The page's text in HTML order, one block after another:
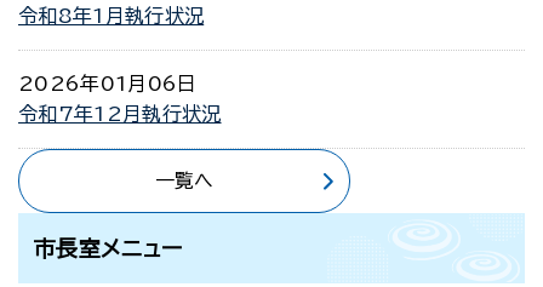
令和8年1月執行状況
2026年01月06日
令和7年12月執行状況
一覧へ
市長室メニュー